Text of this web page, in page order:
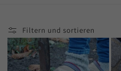
Filtern und sortieren